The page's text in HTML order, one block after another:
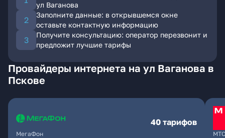
ул Ваганова
Заполните данные: в открывшемся окне
оставьте контактную информацию
Получите консультацию: оператор перезвонит и
предложит лучшие тарифы
Провайдеры интернета на ул Ваганова в
Пскове
МегаФон
40 тарифов
МТС